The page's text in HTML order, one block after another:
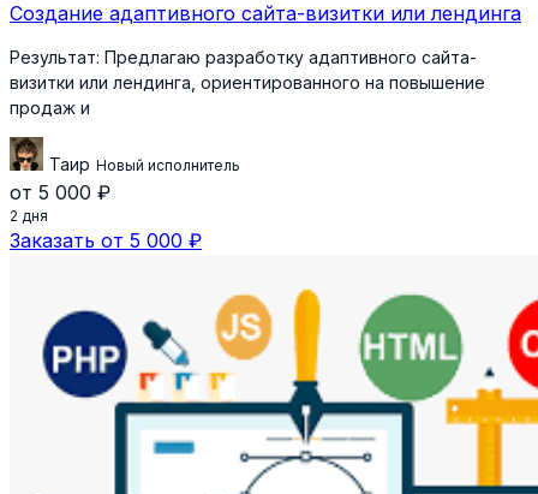
Создание адаптивного сайта-визитки или лендинга
Результат: Предлагаю разработку адаптивного сайта-
визитки или лендинга, ориентированного на повышение
продаж и
Таир Новый исполнитель
от 5 000 ₽
2 дня
Заказать от 5 000 ₽